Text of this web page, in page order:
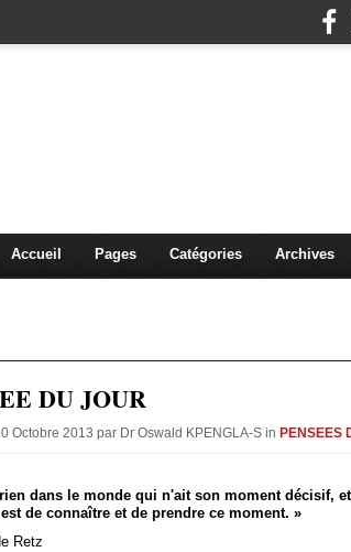
Accueil Pages Catégories Archives
DU JOUR
Octobre 2013 par Dr Oswald KPENGLA-S in PENSEES
dans le monde qui n'ait son moment décisif,
de connaître et de prendre ce moment. »
Retz